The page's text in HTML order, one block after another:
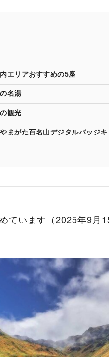
エリアおすすめの5座
名湯
観光
まがた百名山デジタルバッジキ
ています（2025年9月